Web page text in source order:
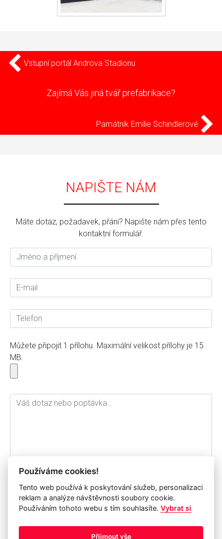
Vstupní portál Androva Stadionu
Zajímá Vás jiná tvář prefabrikace?
Památník Emilie Schindlerové
NAPIŠTE NÁM
Máte dotaz, požadavek, přání? Napište nám přes tento
kontaktní formulář.
Můžete připojit 1 přílohu. Maximální velikost přílohy je 15
MB.
Souhlasím se zpracováním osobních údajů a jejich
archivací pro potřebu společnosti IP Systém a.s. po dobu
odeslat formulář
Používáme cookies!
Tento web používá k poskytování služeb, personalizaci
reklam a analýze návštěvnosti soubory cookie.
Používáním tohoto webu s tím souhlasíte.Vybrat si
Přijmout vše